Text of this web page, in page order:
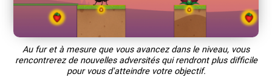
Au fur et à mesure que vous avancez dans le niveau, vous
rencontrerez de nouvelles adversités qui rendront plus difficile
pour vous d'atteindre votre objectif.